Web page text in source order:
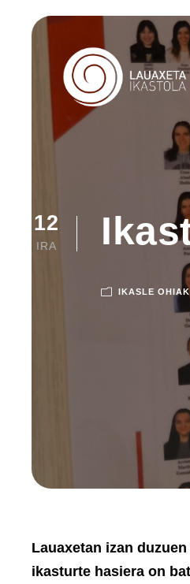
12
IRA
IKASLE OHIAK
Lauaxetan izan
ikasturte hasiera on